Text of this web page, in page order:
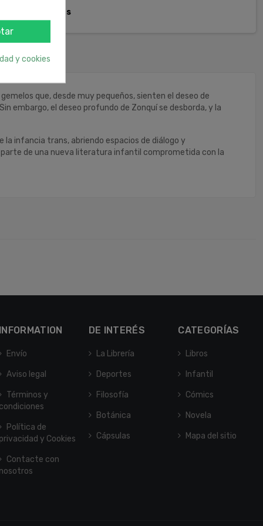
de 1 a 3 días
que, desde muy pequeños, sienten el deseo de
embargo, el deseo profundo de Zonquí se desborda, y la
infancia trans, abriendo espacios de diálogo y
de una nueva literatura infantil comprometida con la
INFORMATION
Envío
Aviso legal
Términos y
condiciones
Política de
privacidad y Cookies
Contacte con
nosotros
DE INTERÉS
La Librería
Deportes
Filosofía
Botánica
Cápsulas
CATEGORÍAS
Libros
Infantil
Cómics
Novela
Mapa del sitio
y cookies